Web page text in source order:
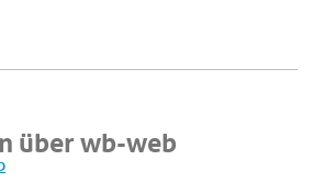
über wb-web